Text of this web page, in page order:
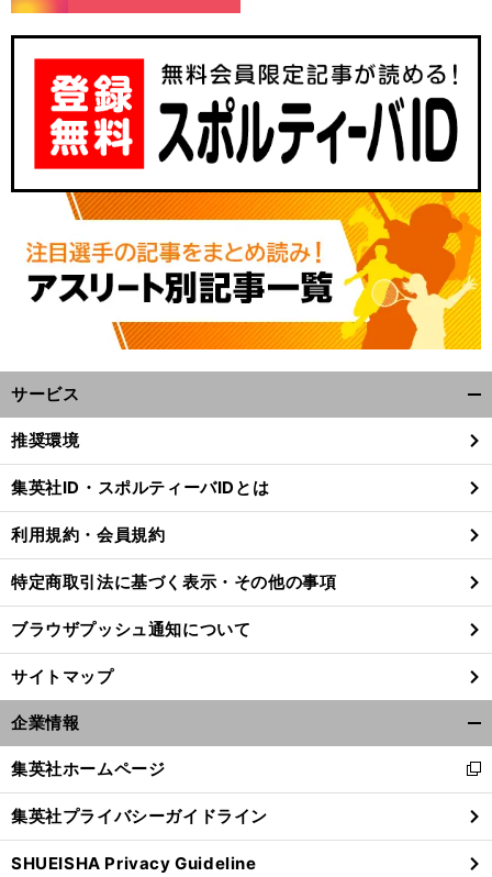
サービス
閉
る
推奨環境
集英社ID・スポルティーバIDとは
利用規約・会員規約
特定商取引法に基づく表示・その他の事項
ブラウザプッシュ通知について
サイトマップ
企業情報
閉
る
集英社ホームページ
新
し
い
ウ
ィ
集英社プライバシーガイドライン
SHUEISHA Privacy Guideline